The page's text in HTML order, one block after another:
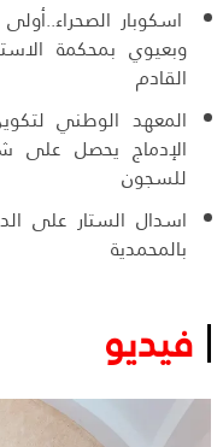
اسكوبار
وبعيوي بمحكمة
القادم
المعهد الوطني
الإدماج يحصل على
للسجون
اسدال الستار على
بالمحمدية
فيديو